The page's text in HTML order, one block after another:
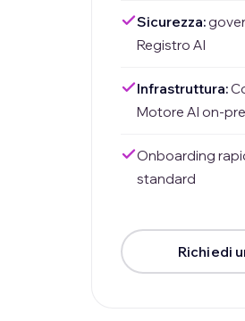
Sicurezza:
Registro AI
Infrastruttura:
Motore AI on-
Onboarding
standard
Richiedi